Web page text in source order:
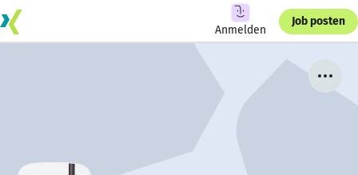
Anmelden
Job posten